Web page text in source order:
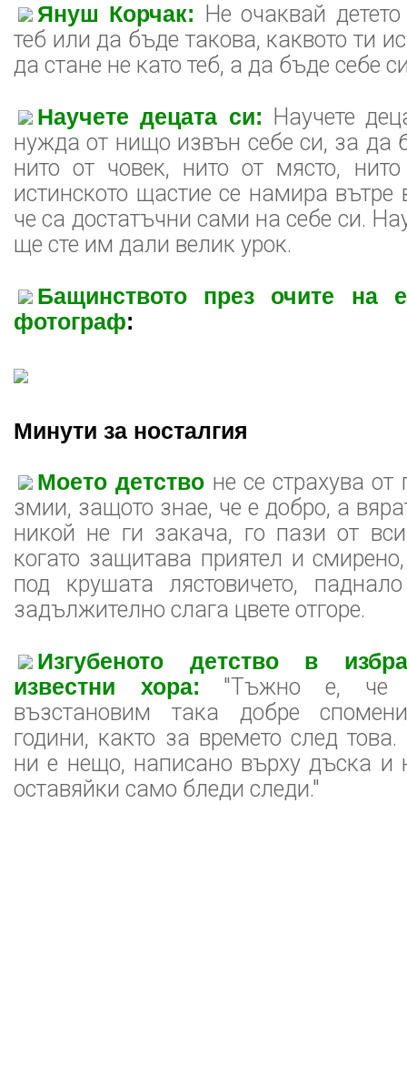
Януш Корчак:
Не очаквай
теб или да бъде такова, каквото ти
да стане не като теб, а да бъде себе
Научете децата си: Научете
нужда от нищо извън себе си, за да
нито от човек, нито от място,
истинското щастие се намира вътре
че са достатъчни сами на себе си.
ще сте им дали велик урок.
Бащинството през очите на
фотограф:
Минути за носталгия
Моето детство не се страхува
змии, защото знае, че е добро, а
никой не ги закача, го пази от
когато защитава приятел и
под крушата лястовичето,
задължително слага цвете отгоре.
Изгубеното детство в
известни хора: "Тъжно е, че
възстановим така добре
години, както за времето след
ни е нещо, написано върху дъска и
оставяйки само бледи следи."